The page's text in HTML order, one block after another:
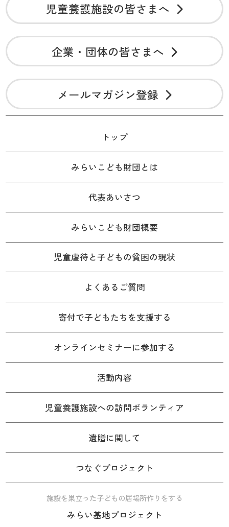
児童養護施設の皆さまへ
企業・団体の皆さまへ
メールマガジン登録
トップ
みらいこども財団とは
代表あいさつ
みらいこども財団概要
児童虐待と子どもの貧困の現状
よくあるご質問
寄付で子どもたちを支援する
オンラインセミナーに参加する
活動内容
児童養護施設への訪問ボランティア
遺贈に関して
つなぐプロジェクト
施設を巣立った子どもの居場所作りをする
みらい基地プロジェクト